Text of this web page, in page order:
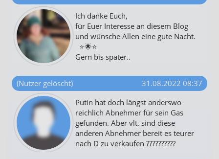
Ich danke Euch,
für Euer Interesse an diesem Blog
und wünsche Allen eine gute Nacht.
⭐️🌟⭐️
Gern bis später..
(Nutzer gelöscht)
31.08.2022 08:37
Putin hat doch längst anderswo
reichlich Abnehmer für sein Gas
gefunden. Aber vlt. sind diese
anderen Abnehmer bereit es teurer
nach D zu verkaufen ??????????